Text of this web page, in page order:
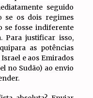
seguido
se os dois regimes
se fosse indiferente
Para justificar isso,
as potências
e aos Emirados
no Sudão) ao envio